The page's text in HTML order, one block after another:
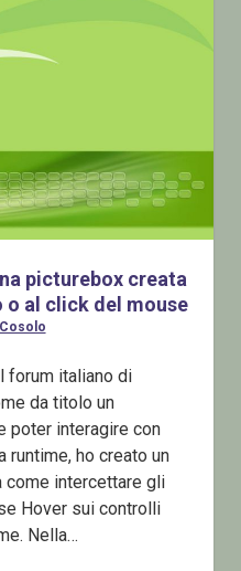
picturebox creata
o al click del mouse
forum italiano di
da titolo un
poter interagire con
runtime, ho creato un
come intercettare gli
Hover sui controlli
Nella…